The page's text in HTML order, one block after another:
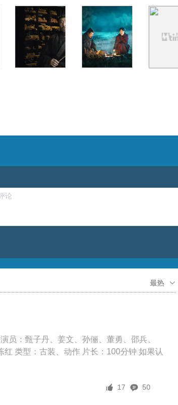
最热
员：甄子丹、姜文、孙俪、董勇、邵兵、
类型：古装、动作 片长：100分钟 如果认
17 50